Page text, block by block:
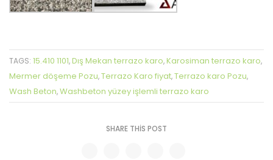
TAGS: 15.410 1101,Dış Mekan terrazo karo,Karosiman terrazo karo,
Mermer döşeme Pozu,Terrazo Karo fiyat,Terrazo karo Pozu,
Wash Beton,Washbeton yüzey işlemli terrazo karo
SHARE THIS POST